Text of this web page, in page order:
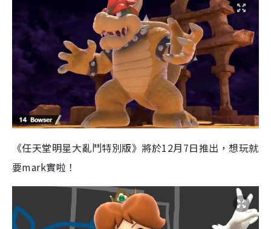
《任天堂明星大亂鬥特別版》將於12月7日推出，想玩就
要mark實啦！